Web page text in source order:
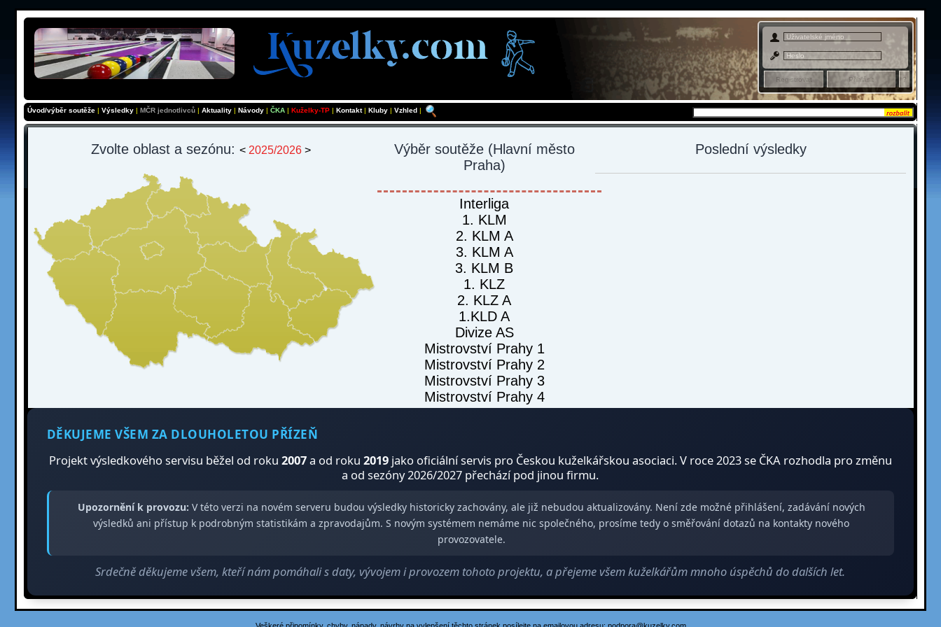
Admin sekce
Úvod/výběr soutěže| Výsledky| MČR jednotlivců | Aktuality| Návody | ČKA| Kuželky-TP| Kontakt| Kluby | Vzhled |
Zvolte oblast a sezónu: < 2025/2026 > Výběr soutěže(Hlavní město
Praha)
Interliga
1. KLM
2. KLM A
3. KLM A
3. KLM B
1. KLZ
2. KLZ A
1.KLD A
Divize AS
Mistrovství Prahy 1
Mistrovství Prahy 2
Mistrovství Prahy 3
Mistrovství Prahy 4
Poslední výsledky
DĚKUJEME VŠEM ZA DLOUHOLETOU PŘÍZEŇ
Projekt výsledkového servisu běžel od roku 2007a od roku 2019jako oficiální servis pro Českou kuželkářskou asociaci. V roce 2023 se ČKA rozhodla pro změnu
a od sezóny 2026/2027 přechází pod jinou firmu.
Upozornění k provozu: V této verzi na novém serveru budou výsledky historicky zachovány, ale již nebudou aktualizovány. Není zde možné přihlášení, zadávání nových
výsledků ani přístup k podrobným statistikám a zpravodajům. S novým systémem nemáme nic společného, prosíme tedy o směřování dotazů na kontakty nového
provozovatele.
Srdečně děkujeme všem, kteří nám pomáhali s daty, vývojem i provozem tohoto projektu, a přejeme všem kuželkářům mnoho úspěchů do dalších let.